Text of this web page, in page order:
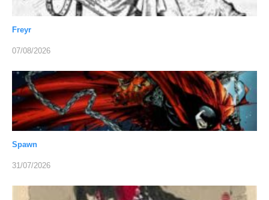
Freyr
07/08/2026
Spawn
31/07/2026